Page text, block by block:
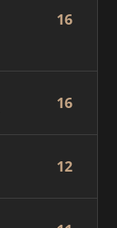
16
16
12